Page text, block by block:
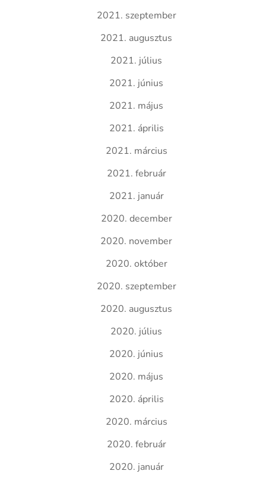
2021. szeptember
2021. augusztus
2021. július
2021. június
2021. május
2021. április
2021. március
2021. február
2021. január
2020. december
2020. november
2020. október
2020. szeptember
2020. augusztus
2020. július
2020. június
2020. május
2020. április
2020. március
2020. február
2020. január